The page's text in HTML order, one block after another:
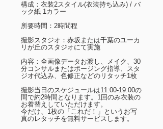
構成：衣装2スタイル(衣装持ち込み) / バ
ック紙 1カラー
所要時間：2時間程
撮影スタジオ：赤坂または千葉のユーカ
リが丘のスタジオにて実施
内容：全画像データお渡し、メイク、30
分コンサルまたはポージング指導、スタ
ジオ代込み、色修正などのリタッチ1枚
撮影当日のスケジュールは11:00-19:00の
間で約2時間となります。1回のみ衣装の
お着替えしていただけます。
今だけ、1枚の「これだ！」というお写
真のレタッチを無料サービスします。